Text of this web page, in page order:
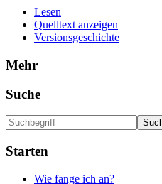
Lesen
Quelltext anzeigen
Versionsgeschichte
Mehr
Suche
Starten
Wie fange ich an?